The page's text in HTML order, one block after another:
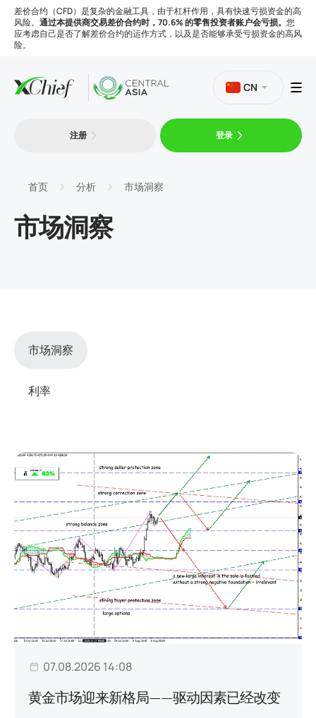
差价合约（CFD）是复杂的金融工具，由于杠杆作用，具有快速亏损资金的高
风险。 通过本提供商交易差价合约时，70.6% 的零售投资者账户会亏损。 您
应考虑自己是否了解差价合约的运作方式，以及是否能够承受亏损资金的高风
险。
平台
工具
CN
注册 登录
首页 分析 市场洞察
市场洞察
市场洞察
利率
07.08.2026 14:08
黄金市场迎来新格局——驱动因素已经改变